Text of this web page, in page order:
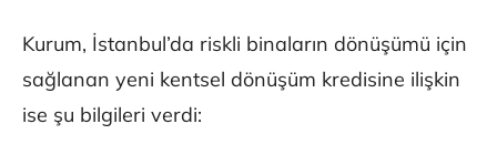
Kurum, İstanbul’da riskli binaların dönüşümü için
sağlanan yeni kentsel dönüşüm kredisine ilişkin
ise şu bilgileri verdi: